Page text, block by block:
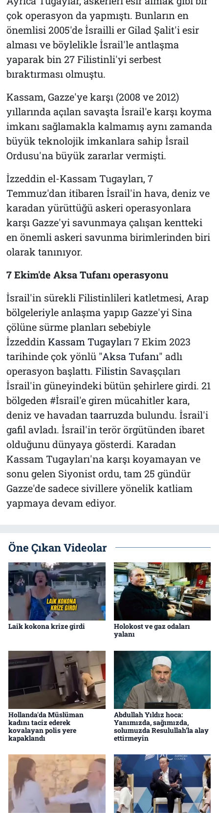
çok operasyon da yapmıştı. Bunların en
önemlisi 2005'de İsrailli er Gilad Şalit'i esir
alması ve böylelikle İsrail'le antlaşma
yaparak bin 27 Filistinli'yi serbest
bıraktırması olmuştu.
Kassam, Gazze'ye karşı (2008 ve 2012)
yıllarında açılan savaşta İsrail'e karşı koyma
imkanı sağlamakla kalmamış aynı zamanda
büyük teknolojik imkanlara sahip İsrail
Ordusu'na büyük zararlar vermişti.
İzzeddin el-Kassam Tugayları, 7
Temmuz'dan itibaren İsrail'in hava, deniz ve
karadan yürüttüğü askeri operasyonlara
karşı Gazze'yi savunmaya çalışan kentteki
en önemli askeri savunma birimlerinden biri
olarak tanınıyor.
7 Ekim'de Aksa Tufanı operasyonu
İsrail'in sürekli Filistinlileri katletmesi, Arap
bölgeleriyle anlaşma yapıp Gazze'yi Sina
çölüne sürme planları sebebiyle
İzzeddinKassam Tugayları7 Ekim 2023
tarihinde çok yönlü "Aksa Tufanı" adlı
operasyon başlattı. FilistinSavaşçıları
İsrail'in güneyindeki bütün şehirlere girdi. 21
bölgeden #İsrail'e giren mücahitler kara,
deniz ve havadantaarruzda bulundu. İsrail'i
gafil avladı. İsrail'in terör örgütünden ibaret
olduğunu dünyaya gösterdi. Karadan
Kassam Tugayları'na karşı koyamayan ve
sonu gelen Siyonist ordu, tam 25 gündür
Gazze'de sadece sivillere yönelik katliam
yapmaya devam ediyor.
Öne Çıkan Videolar
Laik kokona krize girdi
Holokost ve gaz odaları
yalanı
Hollanda'da Müslüman
kadını taciz ederek
kovalayan polis yere
kapaklandı
Abdullah Yıldız hoca:
Yanımızda, sağımızda,
solumuzda Resulullah’la alay
ettirmeyin